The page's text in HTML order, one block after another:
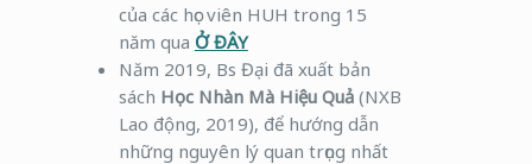
của các học viên HUH trong 15
năm qua Ở ĐÂY
Năm 2019, Bs Đại đã xuất bản
sách Học Nhàn Mà Hiệu Quả(NXB
Lao động, 2019), để hướng dẫn
những nguyên lý quan trọng nhất